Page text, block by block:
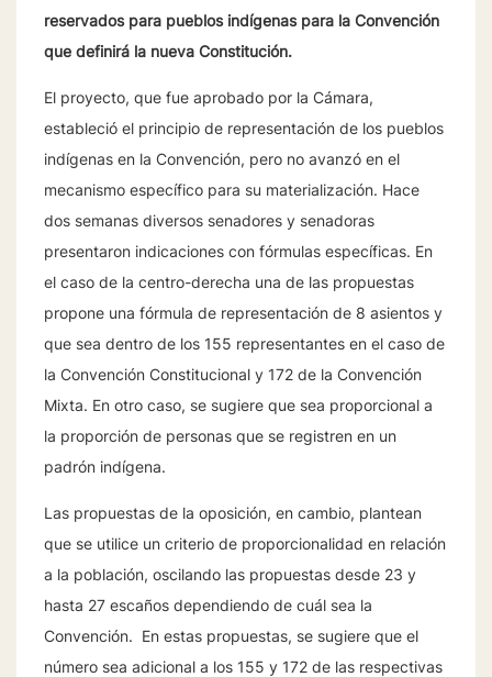
reservados para pueblos indígenas para la Convención
que definirá la nueva Constitución.
El proyecto, que fue aprobado por la Cámara,
estableció el principio de representación de los pueblos
indígenas en la Convención, pero no avanzó en el
mecanismo específico para su materialización. Hace
dos semanas diversos senadores y senadoras
presentaron indicaciones con fórmulas específicas. En
el caso de la centro-derecha una de las propuestas
propone una fórmula de representación de 8 asientos y
que sea dentro de los 155 representantes en el caso de
la Convención Constitucional y 172 de la Convención
Mixta. En otro caso, se sugiere que sea proporcional a
la proporción de personas que se registren en un
padrón indígena.
Las propuestas de la oposición, en cambio, plantean
que se utilice un criterio de proporcionalidad en relación
a la población, oscilando las propuestas desde 23 y
hasta 27 escaños dependiendo de cuál sea la
Convención. En estas propuestas, se sugiere que el
número sea adicional a los 155 y 172 de las respectivas